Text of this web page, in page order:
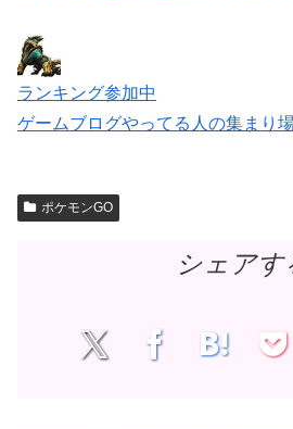
ランキング参加中
ゲームブログやってる人の集まり場
ポケモンGO
シェアす